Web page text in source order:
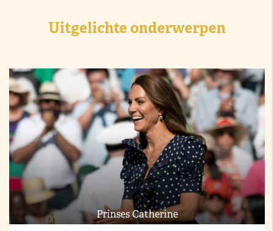
Uitgelichte onderwerpen
Prinses Catherine